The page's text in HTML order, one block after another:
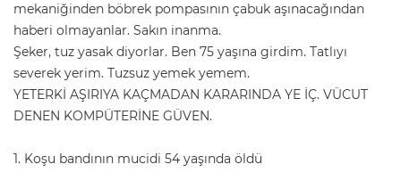
mekaniğinden böbrek pompasının çabuk aşınacağından
haberi olmayanlar. Sakın inanma.
Şeker, tuz yasak diyorlar. Ben 75 yaşına girdim. Tatlıyı
severek yerim. Tuzsuz yemek yemem.
YETERKİ AŞIRIYA KAÇMADAN KARARINDA YE İÇ. VÜCUT
DENEN KOMPÜTERİNE GÜVEN.
1. Koşu bandının mucidi 54 yaşında öldü